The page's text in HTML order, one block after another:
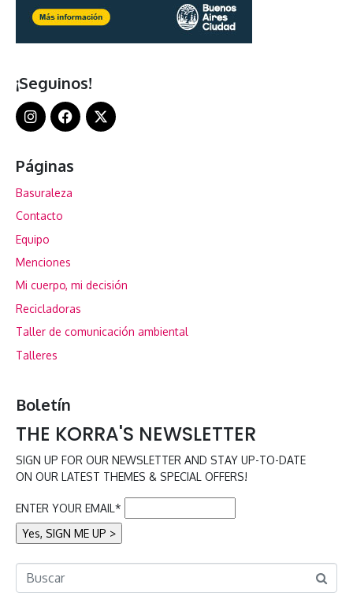
¡Seguinos!
Páginas
Basuraleza
Contacto
Equipo
Menciones
Mi cuerpo, mi decisión
Recicladoras
Taller de comunicación ambiental
Talleres
Boletín
THE KORRA'S NEWSLETTER
SIGN UP FOR OUR NEWSLETTER AND STAY UP-TO-DATE
ON OUR LATEST THEMES & SPECIAL OFFERS!
ENTER YOUR EMAIL*